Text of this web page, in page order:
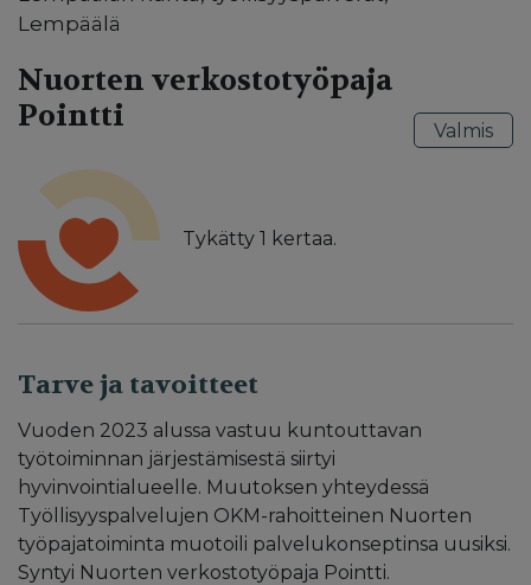
Lempäälä
Nuorten verkostotyöpaja
Pointti
Tykätty 1 kertaa.
Valmis
Tarve ja tavoitteet
Vuoden 2023 alussa vastuu kuntouttavan
työtoiminnan järjestämisestä siirtyi
hyvinvointialueelle. Muutoksen yhteydessä
Työllisyyspalvelujen OKM-rahoitteinen Nuorten
työpajatoiminta muotoili palvelukonseptinsa uusiksi.
Syntyi Nuorten verkostotyöpaja Pointti.